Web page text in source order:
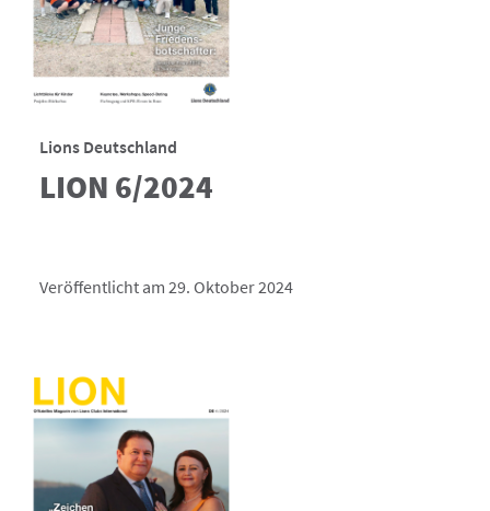
Lions Deutschland
LION 6/2024
Veröffentlicht am 29. Oktober 2024